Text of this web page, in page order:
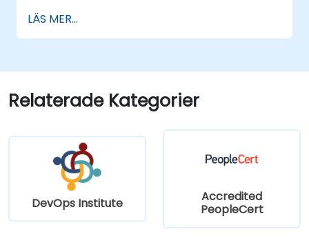
LÄS MER...
Relaterade Kategorier
DevOps Institute
Accredited
PeopleCert